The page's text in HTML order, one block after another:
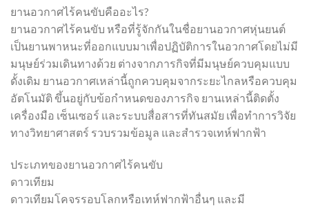
ยานอวกาศไร้คนขับคืออะไร?
ยานอวกาศไร้คนขับ หรือที่รู้จักกันในชื่อยานอวกาศหุ่นยนต์
เป็นยานพาหนะที่ออกแบบมาเพื่อปฏิบัติการในอวกาศโดยไม่มี
มนุษย์ร่วมเดินทางด้วย ต่างจากภารกิจที่มีมนุษย์ควบคุมแบบ
ดั้งเดิม ยานอวกาศเหล่านี้ถูกควบคุมจากระยะไกลหรือควบคุม
อัตโนมัติ ขึ้นอยู่กับข้อกำหนดของภารกิจ ยานเหล่านี้ติดตั้ง
เครื่องมือ เซ็นเซอร์ และระบบสื่อสารที่ทันสมัย ​​เพื่อทำการวิจัย
ทางวิทยาศาสตร์ รวบรวมข้อมูล และสำรวจเทห์ฟากฟ้า
ประเภทของยานอวกาศไร้คนขับ
ดาวเทียม
ดาวเทียมโคจรรอบโลกหรือเทห์ฟากฟ้าอื่นๆ และมี